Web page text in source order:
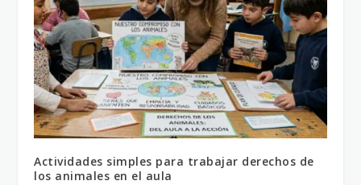
Actividades simples para trabajar derechos de
los animales en el aula